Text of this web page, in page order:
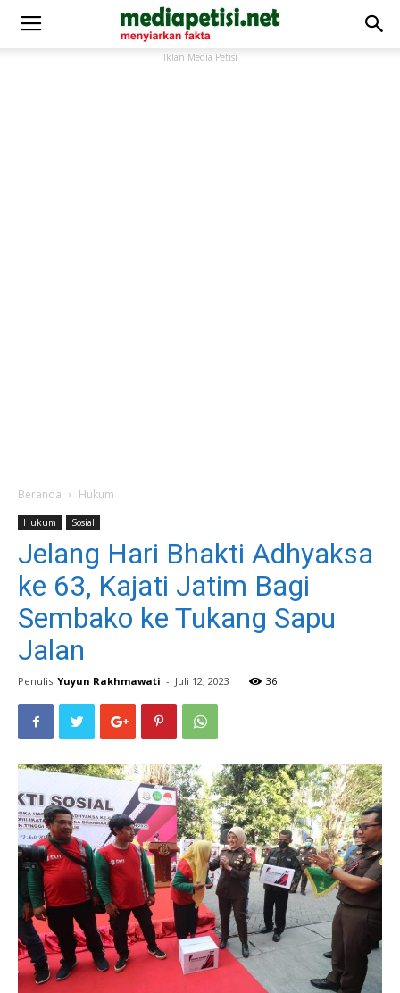
Iklan Media Petisi
Beranda Hukum
Hukum Sosial
Jelang Hari Bhakti Adhyaksa
ke 63, Kajati Jatim Bagi
Sembako ke Tukang Sapu
Jalan
Penulis Yuyun Rakhmawati - Juli 12, 2023 36